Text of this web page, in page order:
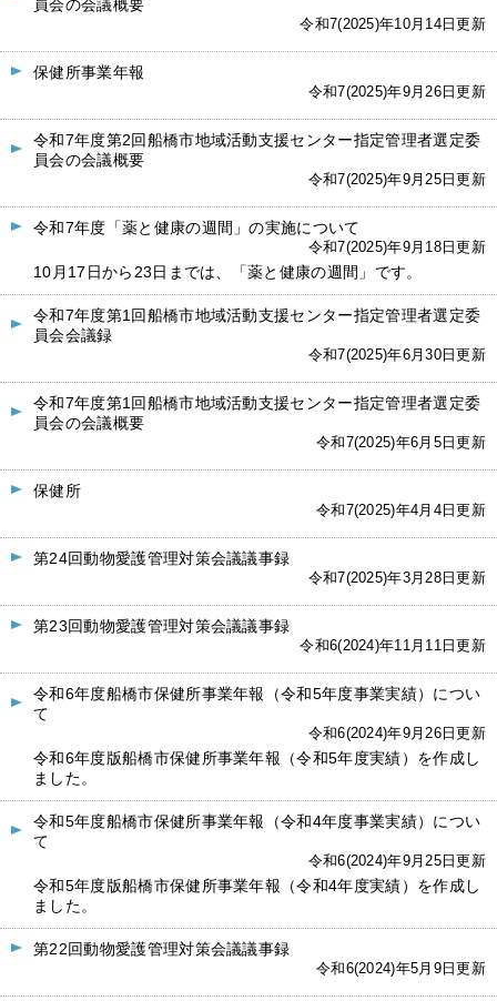
員会の会議概要
令和7(2025)年10月14日更新
保健所事業年報
令和7(2025)年9月26日更新
令和7年度第2回船橋市地域活動支援センター指定管理者選定委
員会の会議概要
令和7(2025)年9月25日更新
令和7年度「薬と健康の週間」の実施について
令和7(2025)年9月18日更新
10月17日から23日までは、「薬と健康の週間」です。
令和7年度第1回船橋市地域活動支援センター指定管理者選定委
員会会議録
令和7(2025)年6月30日更新
令和7年度第1回船橋市地域活動支援センター指定管理者選定委
員会の会議概要
令和7(2025)年6月5日更新
保健所
令和7(2025)年4月4日更新
第24回動物愛護管理対策会議議事録
令和7(2025)年3月28日更新
第23回動物愛護管理対策会議議事録
令和6(2024)年11月11日更新
令和6年度船橋市保健所事業年報（令和5年度事業実績）につい
て
令和6(2024)年9月26日更新
令和6年度版船橋市保健所事業年報（令和5年度実績）を作成し
ました。
令和5年度船橋市保健所事業年報（令和4年度事業実績）につい
て
令和6(2024)年9月25日更新
令和5年度版船橋市保健所事業年報（令和4年度実績）を作成し
ました。
第22回動物愛護管理対策会議議事録
令和6(2024)年5月9日更新